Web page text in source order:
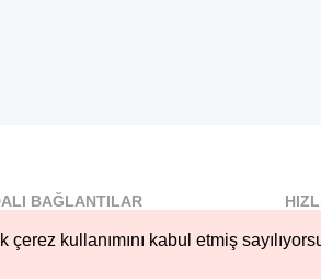
kullanımını kabul etmiş
BAĞLANTILAR